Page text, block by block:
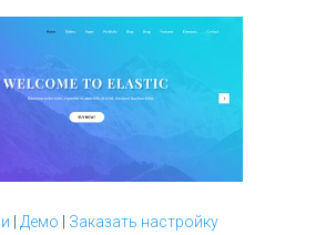
Демо
Заказать настройку